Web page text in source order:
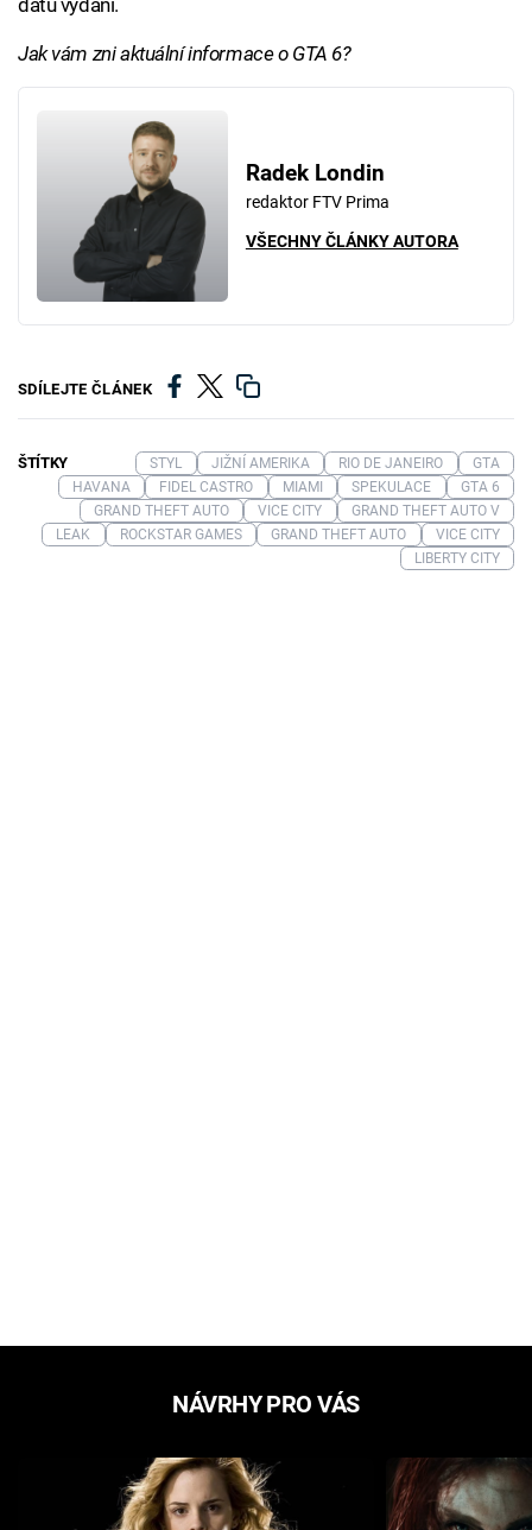
datu vydání.
Jak vám zni aktuální informace o GTA 6?
Radek Londin
redaktor FTV Prima
VŠECHNY ČLÁNKY AUTORA
SDÍLEJTE ČLÁNEK
ŠTÍTKY STYL JIŽNÍ AMERIKA RIO DE JANEIRO
GTA
HAVANA
FIDEL CASTRO MIAMI SPEKULACE
GTA 6
GRAND THEFT AUTO
VICE CITY
GRAND THEFT AUTO V
LEAK
ROCKSTAR GAMES GRAND THEFT AUTO
VICE CITY
LIBERTY CITY
NÁVRHY PRO VÁS